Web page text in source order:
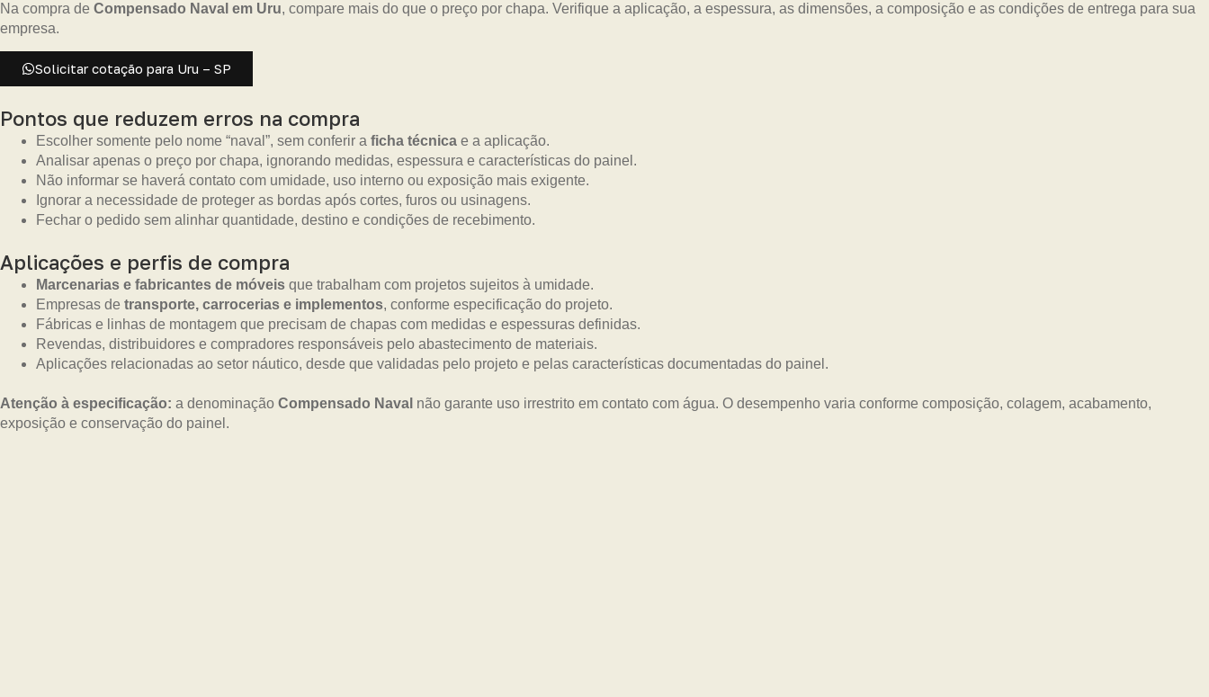
Na compra de Compensado Naval em Uru, compare mais do que o preço por chapa. Verifique a aplicação, a espessura, as dimensões, a composição e as condições de entrega para sua
empresa.
Solicitar cotação para Uru – SP
Pontos que reduzem erros na compra
Escolher somente pelo nome “naval”, sem conferir a ficha técnica e a aplicação.
Analisar apenas o preço por chapa, ignorando medidas, espessura e características do painel.
Não informar se haverá contato com umidade, uso interno ou exposição mais exigente.
Ignorar a necessidade de proteger as bordas após cortes, furos ou usinagens.
Fechar o pedido sem alinhar quantidade, destino e condições de recebimento.
Aplicações e perfis de compra
Marcenarias e fabricantes de móveis que trabalham com projetos sujeitos à umidade.
Empresas de transporte, carrocerias e implementos, conforme especificação do projeto.
Fábricas e linhas de montagem que precisam de chapas com medidas e espessuras definidas.
Revendas, distribuidores e compradores responsáveis pelo abastecimento de materiais.
Aplicações relacionadas ao setor náutico, desde que validadas pelo projeto e pelas características documentadas do painel.
Atenção à especificação: a denominação Compensado Naval não garante uso irrestrito em contato com água. O desempenho varia conforme composição, colagem, acabamento,
exposição e conservação do painel.